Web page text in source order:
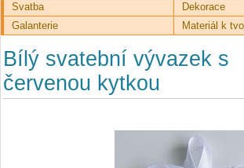
Svatba
Dekorace
Galanterie
Materiál k
Bílý svatební vývazek s
červenou kytkou